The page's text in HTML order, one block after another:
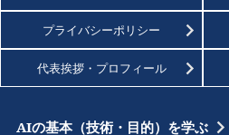
プライバシーポリシー
代表挨拶・プロフィール
AIの基本（技術・目的）を学ぶ